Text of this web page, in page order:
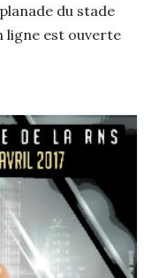
du stade
ligne est ouverte